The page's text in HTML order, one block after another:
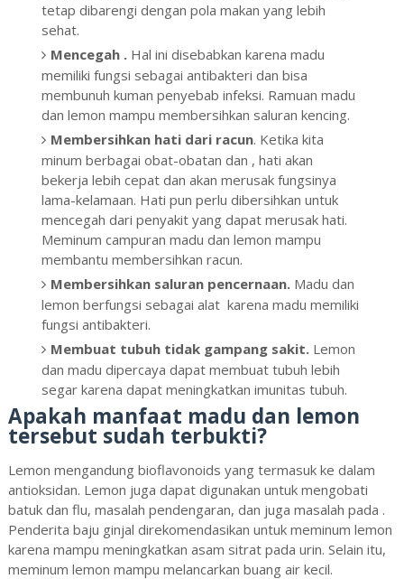
tetap dibarengi dengan pola makan yang lebih
sehat.
Mencegah . Hal ini disebabkan karena madu
memiliki fungsi sebagai antibakteri dan bisa
membunuh kuman penyebab infeksi. Ramuan madu
dan lemon mampu membersihkan saluran kencing.
Membersihkan hati dari racun. Ketika kita
minum berbagai obat-obatan dan , hati akan
bekerja lebih cepat dan akan merusak fungsinya
lama-kelamaan. Hati pun perlu dibersihkan untuk
mencegah dari penyakit yang dapat merusak hati.
Meminum campuran madu dan lemon mampu
membantu membersihkan racun.
Membersihkan saluran pencernaan. Madu dan
lemon berfungsi sebagai alat karena madu memiliki
fungsi antibakteri.
Membuat tubuh tidak gampang sakit. Lemon
dan madu dipercaya dapat membuat tubuh lebih
segar karena dapat meningkatkan imunitas tubuh.
Apakah manfaat madu dan lemon
tersebut sudah terbukti?
Lemon mengandung bioflavonoids yang termasuk ke dalam
antioksidan. Lemon juga dapat digunakan untuk mengobati
batuk dan flu, masalah pendengaran, dan juga masalah pada .
Penderita baju ginjal direkomendasikan untuk meminum lemon
karena mampu meningkatkan asam sitrat pada urin. Selain itu,
meminum lemon mampu melancarkan buang air kecil.